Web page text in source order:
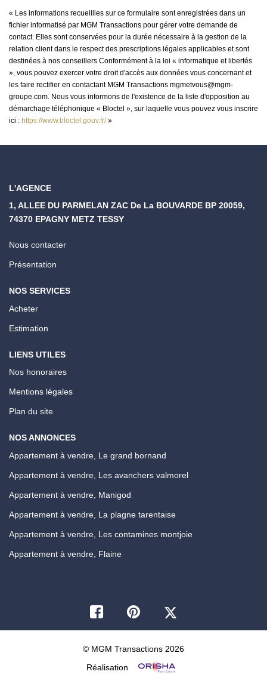
« Les informations recueillies sur ce formulaire sont enregistrées dans un
fichier informatisé par MGM Transactions pour gérer votre demande de
contact. Elles sont conservées pour la durée nécessaire à la gestion de la
relation client dans le respect des prescriptions légales applicables et sont
destinées à nos conseillers Conformément à la loi « informatique et libertés
», vous pouvez exercer votre droit d'accès aux données vous concernant et
les faire rectifier en contactant MGM Transactions mgmetvous@mgm-
groupe.com. Nous vous informons de l'existence de la liste d'opposition au
démarchage téléphonique « Bloctel », sur laquelle vous pouvez vous inscrire
ici : https://www.bloctel.gouv.fr/»
L'AGENCE
1, ALLEE DU PARMELAN ZAC De La BOUVARDE BP 20059,
74370 EPAGNY METZ TESSY
Nous contacter
Présentation
NOS SERVICES
Acheter
Estimation
LIENS UTILES
Nos honoraires
Mentions légales
Plan du site
NOS ANNONCES
Appartement à vendre, Le grand bornand
Appartement à vendre, Les avanchers valmorel
Appartement à vendre, Manigod
Appartement à vendre, La plagne tarentaise
Appartement à vendre, Les contamines montjoie
Appartement à vendre, Flaine
© MGM Transactions 2026
Réalisation